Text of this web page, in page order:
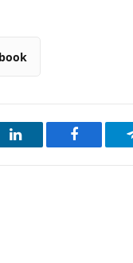
LinkedIn Facebook